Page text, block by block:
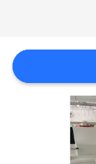
SITO
POLITICA
PRIVACY